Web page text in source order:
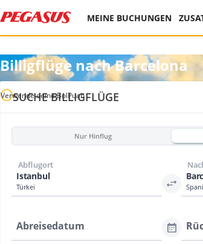
MEINE BUCHUNGEN
Billigflüge nach Barcelona
SUCHE BILLIGFLÜGE
Verwende deine BolPuan
Nur Hinflug
Istanbul
Türkei
Abflugort
Abreisedatum